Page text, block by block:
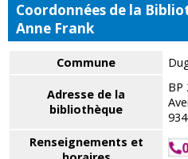
Coordonnées de la
Anne Frank
Commune
Adresse de la
bibliothèque
BP
Renseignements et